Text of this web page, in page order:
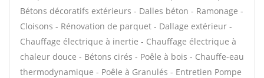
Bétons décoratifs extérieurs - Dalles béton - Ramonage -
Cloisons - Rénovation de parquet - Dallage extérieur -
Chauffage électrique à inertie - Chauffage électrique à
chaleur douce - Bétons cirés - Poêle à bois - Chauffe-eau
thermodynamique - Poêle à Granulés - Entretien Pompe